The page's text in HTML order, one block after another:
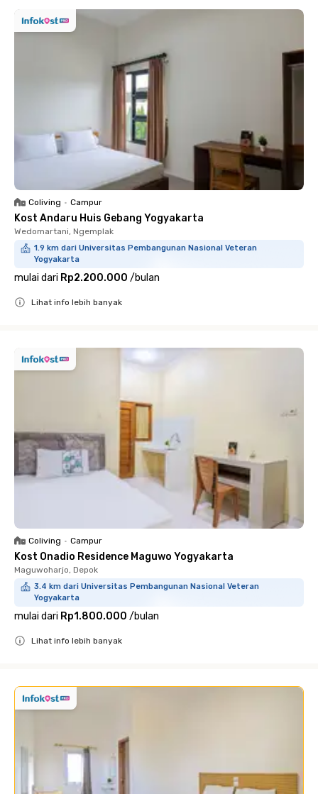
Coliving • Campur
Kost Andaru Huis Gebang Yogyakarta
Wedomartani, Ngemplak
1.9 km dari Universitas Pembangunan Nasional Veteran
Yogyakarta
mulai dari Rp2.200.000 /bulan
Lihat info lebih banyak
Coliving • Campur
Kost Onadio Residence Maguwo Yogyakarta
Maguwoharjo, Depok
3.4 km dari Universitas Pembangunan Nasional Veteran
Yogyakarta
mulai dari Rp1.800.000 /bulan
Lihat info lebih banyak